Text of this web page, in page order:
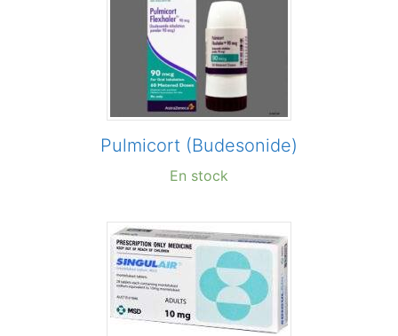
Pulmicort (Budesonide)
En stock